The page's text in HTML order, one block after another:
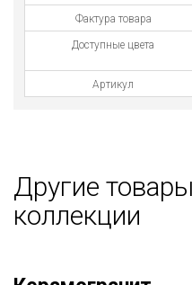
Фактура товара
Доступные цвета
Артикул
Другие
коллекции